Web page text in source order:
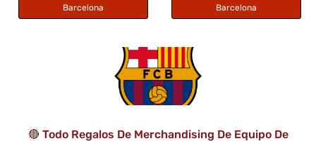
Barcelona
Barcelona
🔴 Todo Regalos De Merchandising De Equipo De